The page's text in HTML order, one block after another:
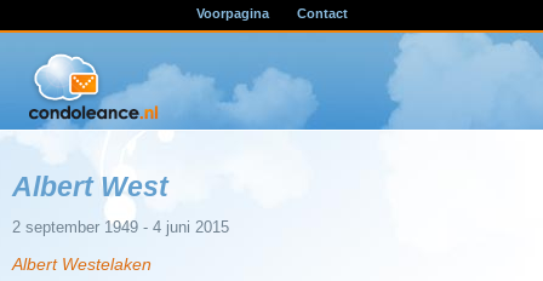
Voorpagina Contact
Albert West
2 september 1949 - 4 juni 2015
Albert Westelaken